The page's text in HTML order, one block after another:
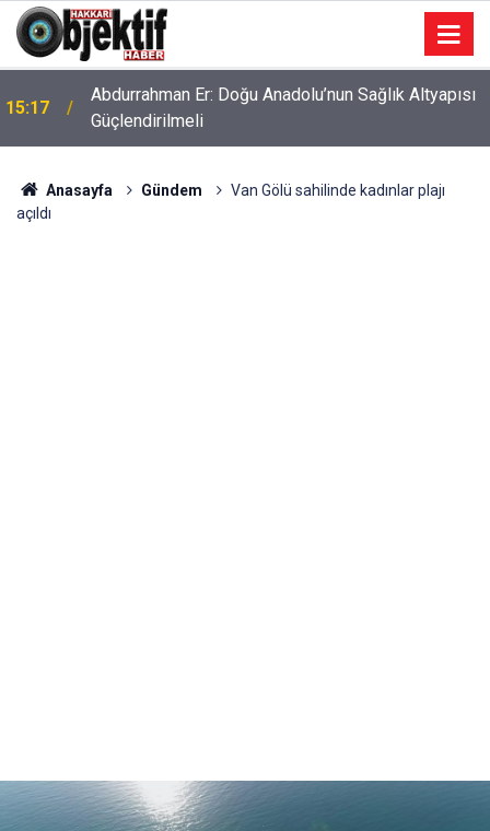
15:17
Abdurrahman Er: Doğu Anadolu’nun Sağlık Altyapısı
Güçlendirilmeli
Anasayfa Gündem
Van Gölü sahilinde kadınlar plajı
açıldı